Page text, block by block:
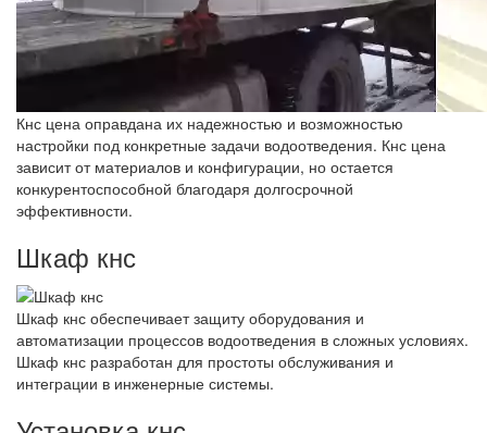
Кнс цена оправдана их надежностью и возможностью
настройки под конкретные задачи водоотведения. Кнс цена
зависит от материалов и конфигурации, но остается
конкурентоспособной благодаря долгосрочной
эффективности.
Шкаф кнс
Шкаф кнс обеспечивает защиту оборудования и
автоматизации процессов водоотведения в сложных условиях.
Шкаф кнс разработан для простоты обслуживания и
интеграции в инженерные системы.